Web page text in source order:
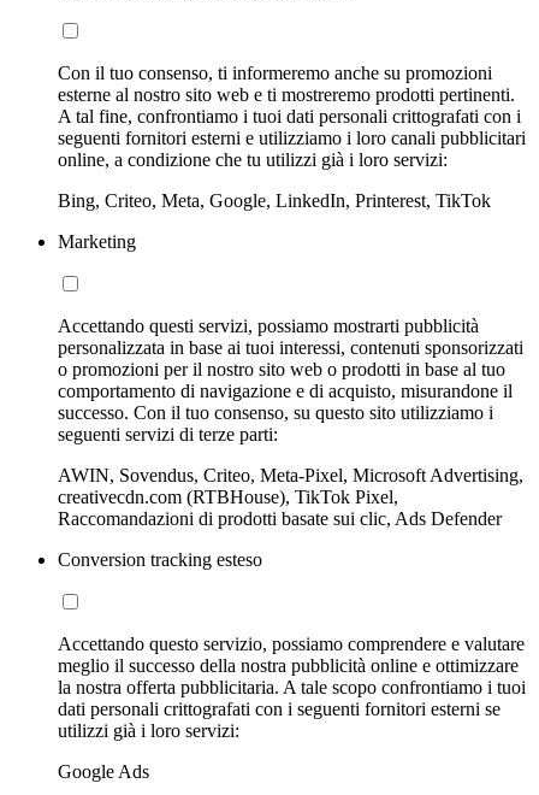
Con il tuo consenso, ti informeremo anche su promozioni
esterne al nostro sito web e ti mostreremo prodotti pertinenti.
A tal fine, confrontiamo i tuoi dati personali crittografati con i
seguenti fornitori esterni e utilizziamo i loro canali pubblicitari
online, a condizione che tu utilizzi già i loro servizi:
Bing, Criteo, Meta, Google, LinkedIn, Printerest, TikTok
Marketing
Accettando questi servizi, possiamo mostrarti pubblicità
personalizzata in base ai tuoi interessi, contenuti sponsorizzati
o promozioni per il nostro sito web o prodotti in base al tuo
comportamento di navigazione e di acquisto, misurandone il
successo. Con il tuo consenso, su questo sito utilizziamo i
seguenti servizi di terze parti:
AWIN, Sovendus, Criteo, Meta-Pixel, Microsoft Advertising,
creativecdn.com (RTBHouse), TikTok Pixel,
Raccomandazioni di prodotti basate sui clic, Ads Defender
Conversion tracking esteso
Accettando questo servizio, possiamo comprendere e valutare
meglio il successo della nostra pubblicità online e ottimizzare
la nostra offerta pubblicitaria. A tale scopo confrontiamo i tuoi
dati personali crittografati con i seguenti fornitori esterni se
utilizzi già i loro servizi:
Google Ads